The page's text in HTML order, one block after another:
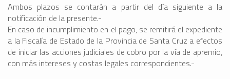
Ambos plazos se contarán a partir del día siguiente a la
notificación de la presente.-
En caso de incumplimiento en el pago, se remitirá el expediente
a la Fiscalía de Estado de la Provincia de Santa Cruz a efectos
de iniciar las acciones judiciales de cobro por la vía de apremio,
con más intereses y costas legales correspondientes.-